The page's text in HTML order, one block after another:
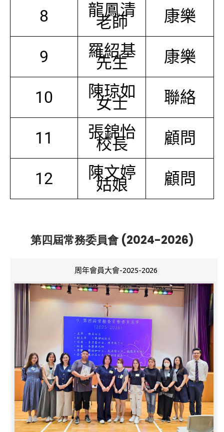
8 龍鳳清
老師 康樂
9 羅紹基
先生 康樂
10 陳琼如
女士 聯絡
11 張錦怡
校長 顧問
12 陳文婷
姑娘 顧問
第四屆常務委員會 (2024-2026)
周年會員大會-2025-2026